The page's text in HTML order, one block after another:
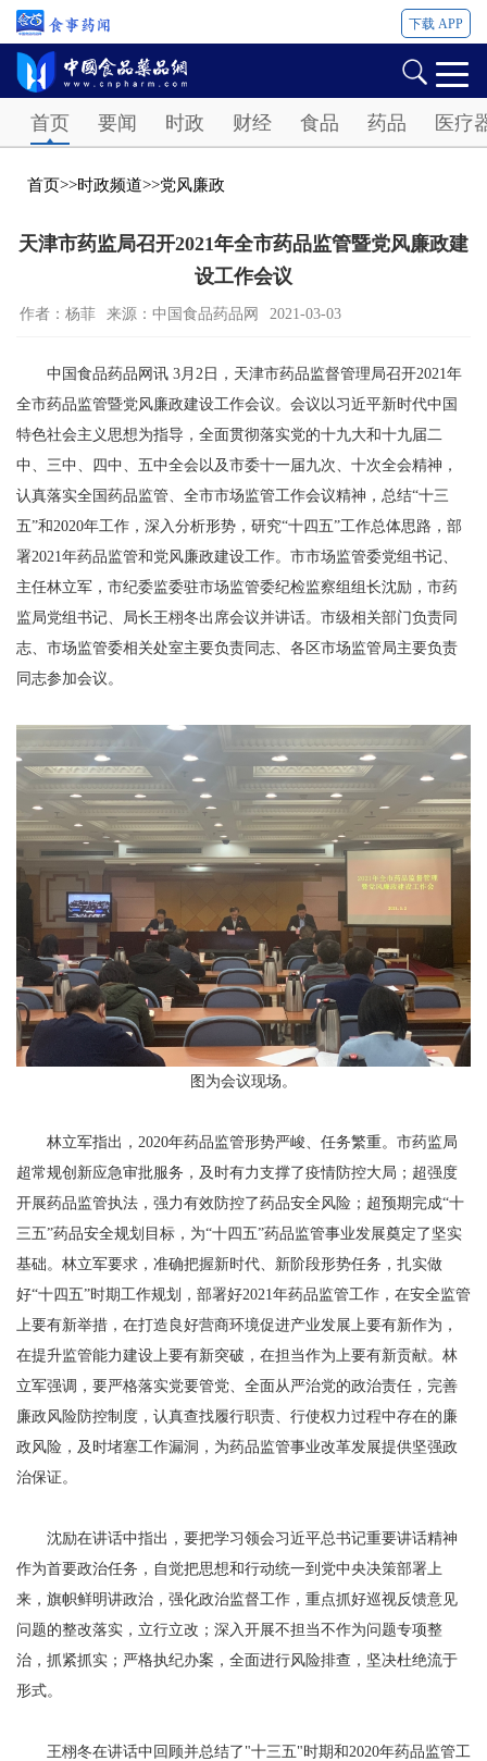
下载 APP
首页 要闻 时政 财经 食品 药品 医疗
首页>>时政频道>>党风廉政
天津市药监局召开2021年全市药品监管暨党风廉政建
设工作会议
作者：杨菲 来源：中国食品药品网 2021-03-03
中国食品药品网讯 3月2日，天津市药品监督管理局召开2021年
全市药品监管暨党风廉政建设工作会议。会议以习近平新时代中国
特色社会主义思想为指导，全面贯彻落实党的十九大和十九届二
中、三中、四中、五中全会以及市委十一届九次、十次全会精神，
认真落实全国药品监管、全市市场监管工作会议精神，总结“十三
五”和2020年工作，深入分析形势，研究“十四五”工作总体思路，部
署2021年药品监管和党风廉政建设工作。市市场监管委党组书记、
主任林立军，市纪委监委驻市场监管委纪检监察组组长沈励，市药
监局党组书记、局长王栩冬出席会议并讲话。市级相关部门负责同
志、市场监管委相关处室主要负责同志、各区市场监管局主要负责
同志参加会议。
图为会议现场。
林立军指出，2020年药品监管形势严峻、任务繁重。市药监局
超常规创新应急审批服务，及时有力支撑了疫情防控大局；超强度
开展药品监管执法，强力有效防控了药品安全风险；超预期完成“十
三五”药品安全规划目标，为“十四五”药品监管事业发展奠定了坚实
基础。林立军要求，准确把握新时代、新阶段形势任务，扎实做
好“十四五”时期工作规划，部署好2021年药品监管工作，在安全监管
上要有新举措，在打造良好营商环境促进产业发展上要有新作为，
在提升监管能力建设上要有新突破，在担当作为上要有新贡献。林
立军强调，要严格落实党要管党、全面从严治党的政治责任，完善
廉政风险防控制度，认真查找履行职责、行使权力过程中存在的廉
政风险，及时堵塞工作漏洞，为药品监管事业改革发展提供坚强政
治保证。
沈励在讲话中指出，要把学习领会习近平总书记重要讲话精神
作为首要政治任务，自觉把思想和行动统一到党中央决策部署上
来，旗帜鲜明讲政治，强化政治监督工作，重点抓好巡视反馈意见
问题的整改落实，立行立改；深入开展不担当不作为问题专项整
治，抓紧抓实；严格执纪办案，全面进行风险排查，坚决杜绝流于
形式。
王栩冬在讲话中回顾并总结了"十三五"时期和2020年药品监管工